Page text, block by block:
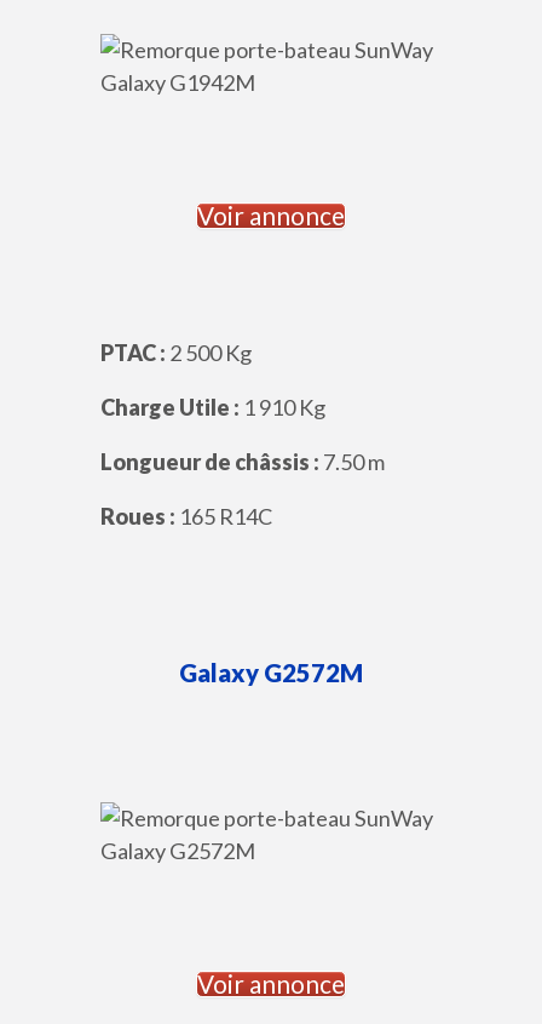
Voir annonce
PTAC : 2 500 Kg
Charge Utile : 1 910 Kg
Longueur de châssis : 7.50 m
Roues : 165 R14C
Galaxy G2572M
Voir annonce